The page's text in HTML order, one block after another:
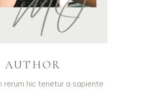
AUTHOR
rerum hic tenetur a sapiente